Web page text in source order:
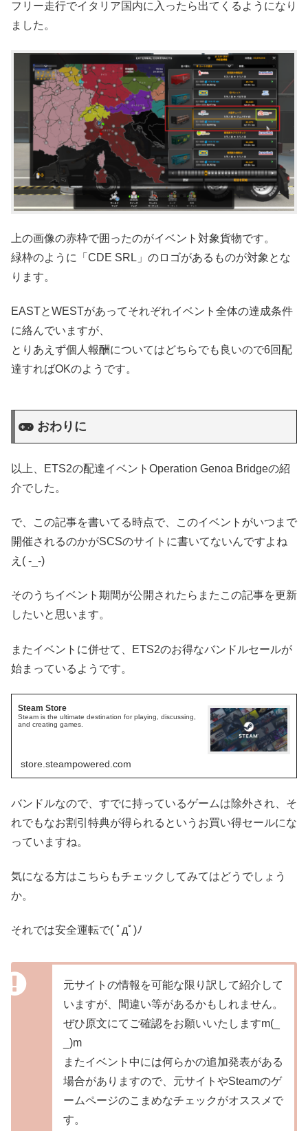
フリー走行でイタリア国内に入ったら出てくるようになり
ました。
上の画像の赤枠で囲ったのがイベント対象貨物です。
緑枠のように「CDE SRL」のロゴがあるものが対象とな
ります。
EASTとWESTがあってそれぞれイベント全体の達成条件
に絡んでいますが、
とりあえず個人報酬についてはどちらでも良いので6回配
達すればOKのようです。
おわりに
以上、ETS2の配達イベントOperation Genoa Bridgeの紹
介でした。
で、この記事を書いてる時点で、このイベントがいつまで
開催されるのかがSCSのサイトに書いてないんですよね
え( -_-)
そのうちイベント期間が公開されたらまたこの記事を更新
したいと思います。
またイベントに併せて、ETS2のお得なバンドルセールが
始まっているようです。
Steam Store
Steam is the ultimate destination for playing, discussing,
and creating games.
store.steampowered.com
バンドルなので、すでに持っているゲームは除外され、そ
れでもなお割引特典が得られるというお買い得セールにな
っていますね。
気になる方はこちらもチェックしてみてはどうでしょう
か。
それでは安全運転で( ﾟдﾟ)ﾉ
元サイトの情報を可能な限り訳して紹介して
いますが、間違い等があるかもしれません。
ぜひ原文にてご確認をお願いいたしますm(_
_)m
またイベント中には何らかの追加発表がある
場合がありますので、元サイトやSteamのゲ
ームページのこまめなチェックがオススメで
す。